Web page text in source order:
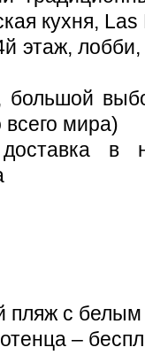
кухня,
этаж,
всего мира)
пляж с
–